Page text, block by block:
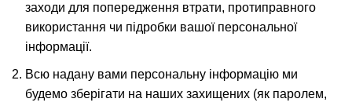
заходи для попередження втрати, протиправного
використання чи підробки вашої персональної
інформації.
Всю надану вами персональну інформацію ми
будемо зберігати на наших захищених (як паролем,